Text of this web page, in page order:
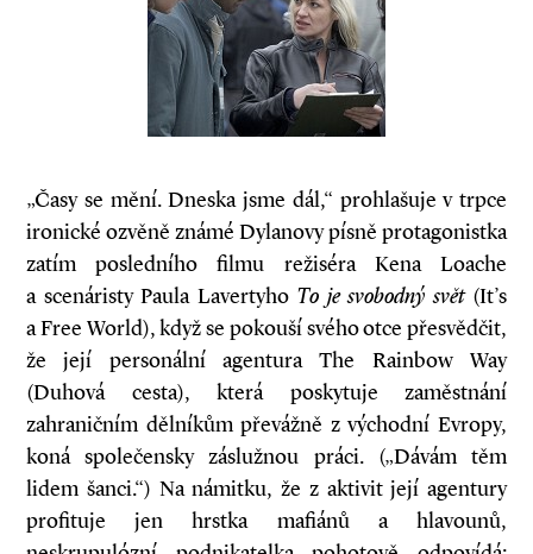
„Časy se mění. Dneska jsme dál,“ prohlašuje v trpce
ironické ozvěně známé Dylanovy písně protagonistka
zatím posledního filmu režiséra Kena Loache
a scenáristy Paula Lavertyho To je svobodný svět(It’s
a Free World), když se pokouší svého otce přesvědčit,
že její personální agentura The Rainbow Way
(Duhová cesta), která poskytuje zaměstnání
zahraničním dělní­kům převážně z východní Evropy,
koná společensky záslužnou práci. („Dávám těm
lidem šanci.“) Na námitku, že z aktivit její agentury
profituje jen hrstka mafiá­nů a hlavounů,